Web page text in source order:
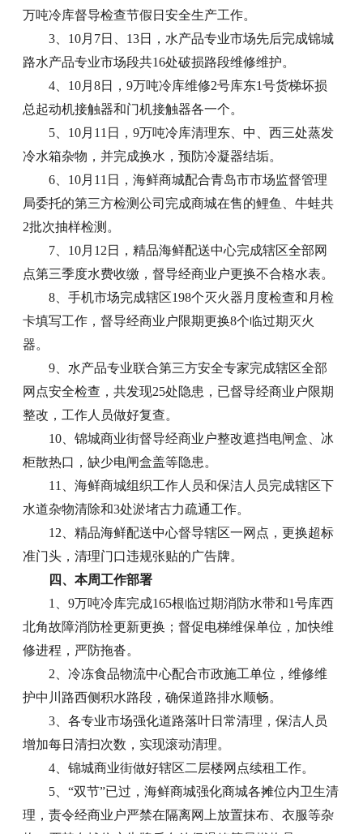
万吨冷库督导检查节假日安全生产工作。
3、10月7日、13日，水产品专业市场先后完成锦城
路水产品专业市场段共16处破损路段维修维护。
4、10月8日，9万吨冷库维修2号库东1号货梯坏损
总起动机接触器和门机接触器各一个。
5、10月11日，9万吨冷库清理东、中、西三处蒸发
冷水箱杂物，并完成换水，预防冷凝器结垢。
6、10月11日，海鲜商城配合青岛市市场监督管理
局委托的第三方检测公司完成商城在售的鲤鱼、牛蛙共
2批次抽样检测。
7、10月12日，精品海鲜配送中心完成辖区全部网
点第三季度水费收缴，督导经商业户更换不合格水表。
8、手机市场完成辖区198个灭火器月度检查和月检
卡填写工作，督导经商业户限期更换8个临过期灭火
器。
9、水产品专业联合第三方安全专家完成辖区全部
网点安全检查，共发现25处隐患，已督导经商业户限期
整改，工作人员做好复查。
10、锦城商业街督导经商业户整改遮挡电闸盒、冰
柜散热口，缺少电闸盒盖等隐患。
11、海鲜商城组织工作人员和保洁人员完成辖区下
水道杂物清除和3处淤堵古力疏通工作。
12、精品海鲜配送中心督导辖区一网点，更换超标
准门头，清理门口违规张贴的广告牌。
四、本周工作部署
1、9万吨冷库完成165根临过期消防水带和1号库西
北角故障消防栓更新更换；督促电梯维保单位，加快维
修进程，严防拖沓。
2、冷冻食品物流中心配合市政施工单位，维修维
护中川路西侧积水路段，确保道路排水顺畅。
3、各专业市场强化道路落叶日常清理，保洁人员
增加每日清扫次数，实现滚动清理。
4、锦城商业街做好辖区二层楼网点续租工作。
5、“双节”已过，海鲜商城强化商城各摊位内卫生清
理，责令经商业户严禁在隔离网上放置抹布、衣服等杂